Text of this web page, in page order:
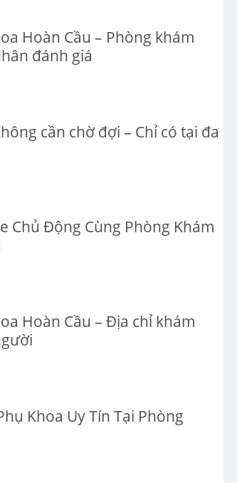
Hoàn Cầu – Phòng khám
đánh giá
cần chờ đợi – Chỉ có tại đa
Chủ Động Cùng Phòng Khám
Hoàn Cầu – Địa chỉ khám
Khoa Uy Tín Tại Phòng